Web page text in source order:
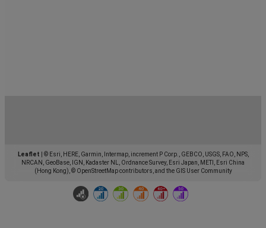
Leaflet
© Esri, HERE, Garmin, Intermap, increment P Corp., GEBCO, USGS, FAO, NPS,
NRCAN, GeoBase, IGN, Kadaster NL, Ordnance Survey, Esri Japan, METI, Esri China
(Hong Kong), © OpenStreetMap contributors, and the GIS User Community